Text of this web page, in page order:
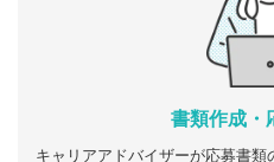
書類作成・
キャリアアドバイザーが応募書